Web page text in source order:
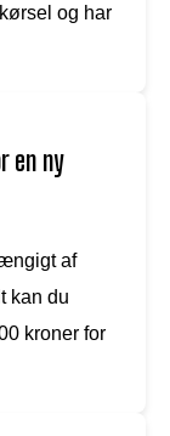
og har
en ny
af
kan du
kroner for